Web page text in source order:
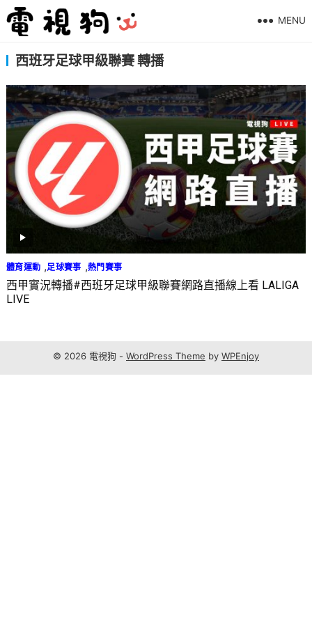
MENU
西班牙足球甲級聯賽 轉播
體育運動 ,足球賽事 ,熱門賽事
西甲實況轉播#西班牙足球甲級聯賽網路直播線上看 LALIGA
LIVE
© 2026 電視狗 - WordPress Theme by WPEnjoy